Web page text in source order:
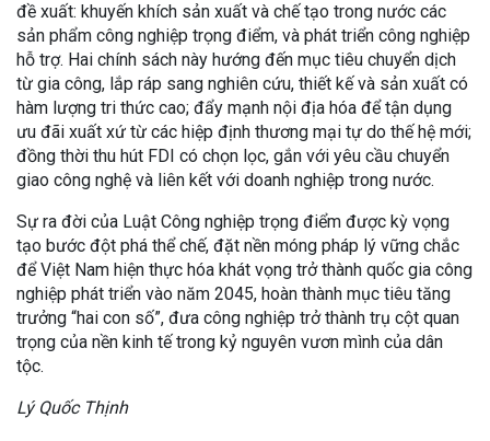
đề xuất: khuyến khích sản xuất và chế tạo trong nước các
sản phẩm công nghiệp trọng điểm, và phát triển công nghiệp
hỗ trợ. Hai chính sách này hướng đến mục tiêu chuyển dịch
từ gia công, lắp ráp sang nghiên cứu, thiết kế và sản xuất có
hàm lượng tri thức cao; đẩy mạnh nội địa hóa để tận dụng
ưu đãi xuất xứ từ các hiệp định thương mại tự do thế hệ mới;
đồng thời thu hút FDI có chọn lọc, gắn với yêu cầu chuyển
giao công nghệ và liên kết với doanh nghiệp trong nước.
Sự ra đời của Luật Công nghiệp trọng điểm được kỳ vọng
tạo bước đột phá thể chế, đặt nền móng pháp lý vững chắc
để Việt Nam hiện thực hóa khát vọng trở thành quốc gia công
nghiệp phát triển vào năm 2045, hoàn thành mục tiêu tăng
trưởng “hai con số”, đưa công nghiệp trở thành trụ cột quan
trọng của nền kinh tế trong kỷ nguyên vươn mình của dân
tộc.
Lý Quốc Thịnh